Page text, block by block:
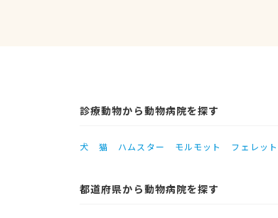
診療動物から動物病院を探す
犬 猫 ハムスター モルモット フェレット
都道府県から動物病院を探す